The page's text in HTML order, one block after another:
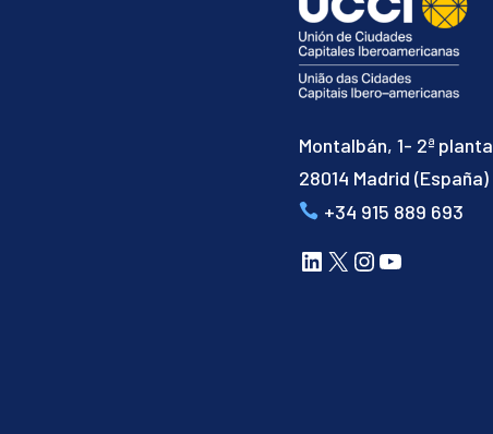
Montalbán, 1- 2ª planta
28014 Madrid (España)
+34 915 889 693
LinkedIn
X Instagram
YouTube